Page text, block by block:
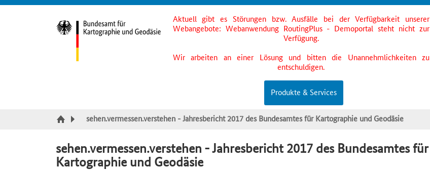
Kategorie Navigation
Aktuell gibt es Störungen bzw. Ausfälle bei der Verfügbarkeit unserer
Webangebote: Webanwendung RoutingPlus - Demoportal steht nicht zur
Verfügung.
Wir arbeiten an einer Lösung und bitten die Unannehmlichkeiten zu
entschuldigen.
Produkte & Services
sehen.vermessen.verstehen - Jahresbericht 2017 des Bundesamtes für Kartographie und Geodäsie
sehen.vermessen.verstehen - Jahresbericht 2017 des Bundesamtes für
Kartographie und Geodäsie